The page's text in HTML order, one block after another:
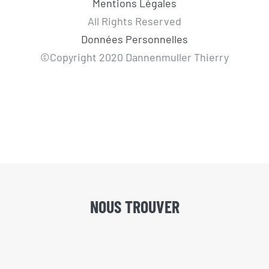
Mentions Légales
All Rights Reserved
Données Personnelles
©Copyright 2020 Dannenmuller Thierry
NOUS TROUVER